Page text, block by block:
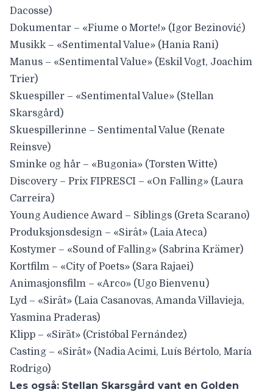
Dacosse)
Dokumentar – «Fiume o Morte!» (Igor Bezinović)
Musikk – «Sentimental Value» (Hania Rani)
Manus – «Sentimental Value» (Eskil Vogt, Joachim
Trier)
Skuespiller – «Sentimental Value» (Stellan
Skarsgård)
Skuespillerinne – Sentimental Value (Renate
Reinsve)
Sminke og hår – «Bugonia» (Torsten Witte)
Discovery – Prix FIPRESCI – «On Falling» (Laura
Carreira)
Young Audience Award – Siblings (Greta Scarano)
Produksjonsdesign – «Sirât» (Laia Ateca)
Kostymer – «Sound of Falling» (Sabrina Krämer)
Kortfilm – «City of Poets» (Sara Rajaei)
Animasjonsfilm – «Arco» (Ugo Bienvenu)
Lyd – «Sirât» (Laia Casanovas, Amanda Villavieja,
Yasmina Praderas)
Klipp – «Sirãt» (Cristóbal Fernández)
Casting – «Sirât» (Nadia Acimi, Luís Bértolo, María
Rodrigo)
Les også: Stellan Skarsgård vant en Golden